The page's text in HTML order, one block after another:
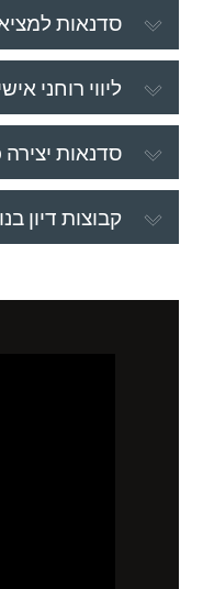
סדנאות
ליווי רוחני
סדנאות יצירה
קבוצות דיון